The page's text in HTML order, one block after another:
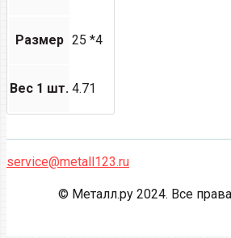
Размер 25 *4
Вес 1 шт. 4.71
service@metall123.ru
© Металл.ру 2024. Все